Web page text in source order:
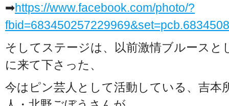
➡https://www.facebook.com/photo/?
そしてステージは、以前激情ブルースと
に来て下さった、
今はピン芸人として活動している、吉本